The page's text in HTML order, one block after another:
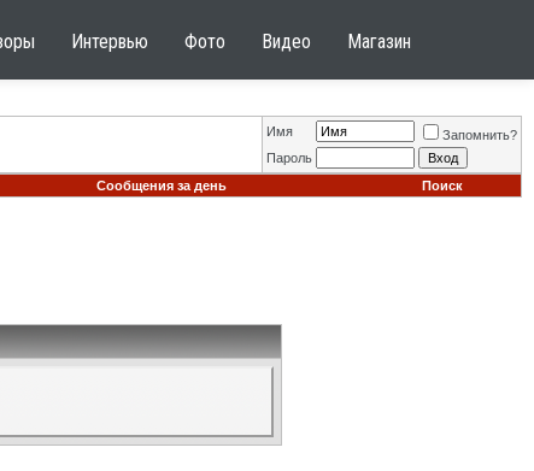
Интервью Фото Видео Магазин
Имя
Запомнить?
Пароль
Сообщения за день Поиск